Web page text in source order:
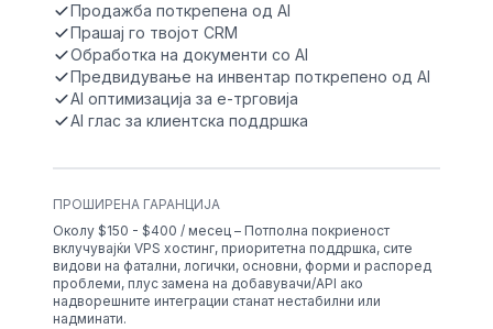
Продажба поткрепена од AI
Прашај го твојот CRM
Обработка на документи со AI
Предвидување на инвентар поткрепено од AI
AI оптимизација за е-трговија
AI глас за клиентска поддршка
ПРОШИРЕНА ГАРАНЦИЈА
Околу $150 - $400 / месец – Потполна покриеност
вклучувајќи VPS хостинг, приоритетна поддршка, сите
видови на фатални, логички, основни, форми и распоред
проблеми, плус замена на добавувачи/API ако
надворешните интеграции станат нестабилни или
надминати.